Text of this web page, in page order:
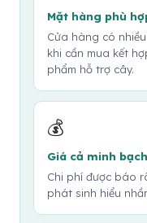
Mặt hàng phù
Cửa hàng có
khi cần mua kết
phẩm hỗ trợ cây.
💰
Giá cả minh bạch
Chi phí được báo
phát sinh hiểu